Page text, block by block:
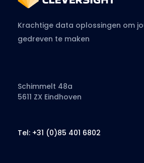
Krachtige data oplossingen om
gedreven te maken
Schimmelt 48a
5611 ZX Eindhoven
Tel: +31 (0)85 401 6802